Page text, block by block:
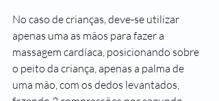
No caso de crianças, deve-se utilizar
apenas uma as mãos para fazer a
massagem cardíaca, posicionando sobre
o peito da criança, apenas a palma de
uma mão, com os dedos levantados,